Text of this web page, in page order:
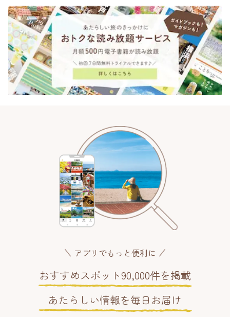
アプリでもっと便利に
おすすめスポット90,000件を掲載
あたらしい情報を毎日お届け